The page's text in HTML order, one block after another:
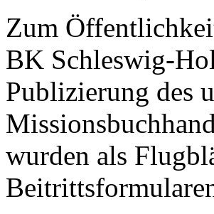
Zum
BK Schleswig-
Publizierung des
wurden als